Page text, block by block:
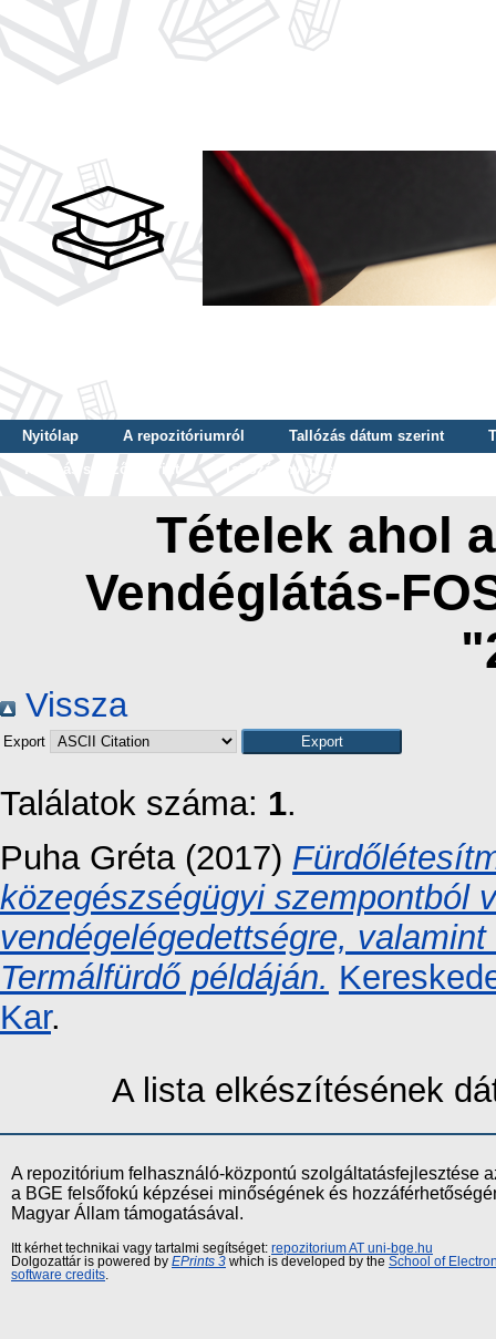
Nyitólap A repozitóriumról Tallózás dátum szerint
Tallózás szerző szerint
Tallózás nyelv szerint
Tételek ahol
Vendéglátás-
Vissza
Export
Találatok száma: 1.
Puha Gréta (2017)
közegészségügyi szempontból
vendégelégedettségre,
Termálfürdő példáján.
Kar.
A lista elkészítésének
A repozitórium felhasználó-központú szolgáltatásfejlesztése
a BGE felsőfokú képzései minőségének és
Magyar Állam támogatásával.
Itt kérhet technikai vagy tartalmi segítséget: repozitorium AT uni-bge.hu
Dolgozattár is powered by EPrints 3 which is developed by the School of
software credits